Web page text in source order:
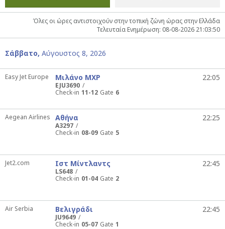
Όλες οι ώρες αντιστοιχούν στην τοπική ζώνη ώρας στην Ελλάδα
Τελευταία Ενημέρωση: 08-08-2026 21:03:50
Σάββατο, Αύγουστος 8, 2026
Easy Jet Europe
EJU3690
Μιλάνο MXP 22:05
Check-in 11-12 Gate 6
Aegean Airlines
A3297
Αθήνα 22:25
Check-in 08-09 Gate 5
Jet2.com
LS648
Ιστ Μίντλαντς 22:45
Check-in 01-04 Gate 2
Air Serbia
JU9649
Βελιγράδι 22:45
Check-in 05-07 Gate 1